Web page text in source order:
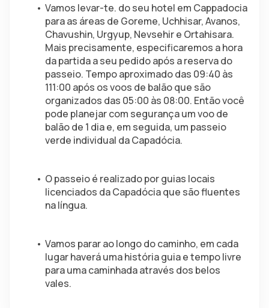
Vamos levar-te. do seu hotel em Cappadocia
para as áreas de Goreme, Uchhisar, Avanos,
Chavushin, Urgyup, Nevsehir e Ortahisara.
Mais precisamente, especificaremos a hora
da partida a seu pedido após a reserva do
passeio. Tempo aproximado das 09:40 às
111:00 após os voos de balão que são
organizados das 05:00 às 08:00. Então você
pode planejar com segurança um voo de
balão de 1 dia e, em seguida, um passeio
verde individual da Capadócia.
O passeio é realizado por guias locais
licenciados da Capadócia que são fluentes
na língua.
Vamos parar ao longo do caminho, em cada
lugar haverá uma história guia e tempo livre
para uma caminhada através dos belos
vales.